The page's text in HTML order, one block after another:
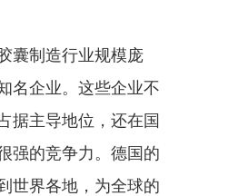
囊制造行业规模庞
名企业。这些企业不
据主导地位，还在国
强的竞争力。德国的
世界各地，为全球的